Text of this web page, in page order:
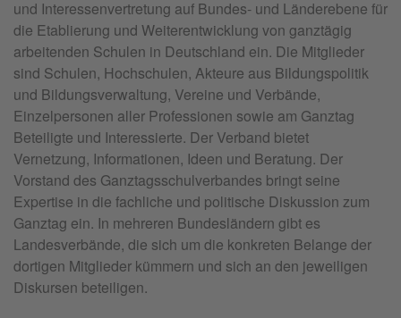
und Interessenvertretung auf Bundes- und Länderebene für
die Etablierung und Weiterentwicklung von ganztägig
arbeitenden Schulen in Deutschland ein. Die Mitglieder
sind Schulen, Hochschulen, Akteure aus Bildungspolitik
und Bildungsverwaltung, Vereine und Verbände,
Einzelpersonen aller Professionen sowie am Ganztag
Beteiligte und Interessierte. Der Verband bietet
Vernetzung, Informationen, Ideen und Beratung. Der
Vorstand des Ganztagsschulverbandes bringt seine
Expertise in die fachliche und politische Diskussion zum
Ganztag ein. In mehreren Bundesländern gibt es
Landesverbände, die sich um die konkreten Belange der
dortigen Mitglieder kümmern und sich an den jeweiligen
Diskursen beteiligen.